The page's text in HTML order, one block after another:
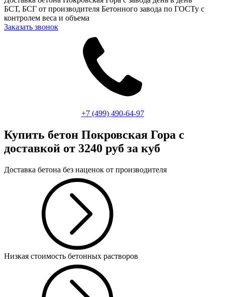
БСТ, БСГ от производителя Бетонного завода по ГОСТу с
контролем веса и объема
Заказать звонок
+7 (499) 490-64-97
Купить бетон Покровская Гора с
доставкой от 3240 руб за куб
Доставка бетона без наценок от производителя
Низкая стоимость бетонных растворов